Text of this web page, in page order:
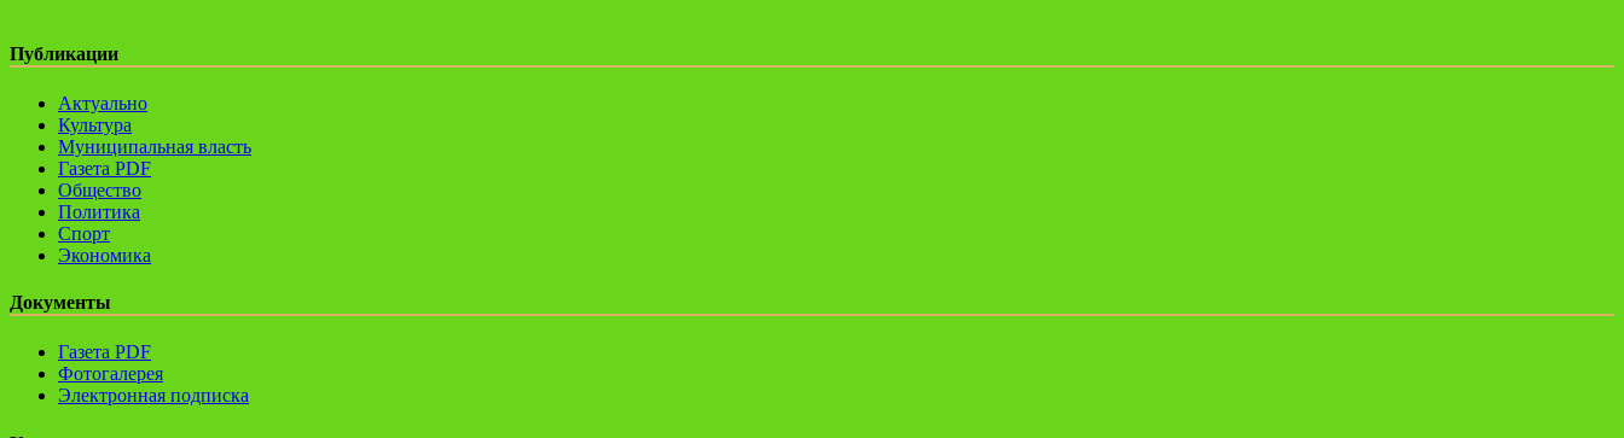
Публикации
Актуально
Культура
Муниципальная власть
Газета PDF
Общество
Политика
Спорт
Экономика
Документы
Газета PDF
Фотогалерея
Электронная подписка